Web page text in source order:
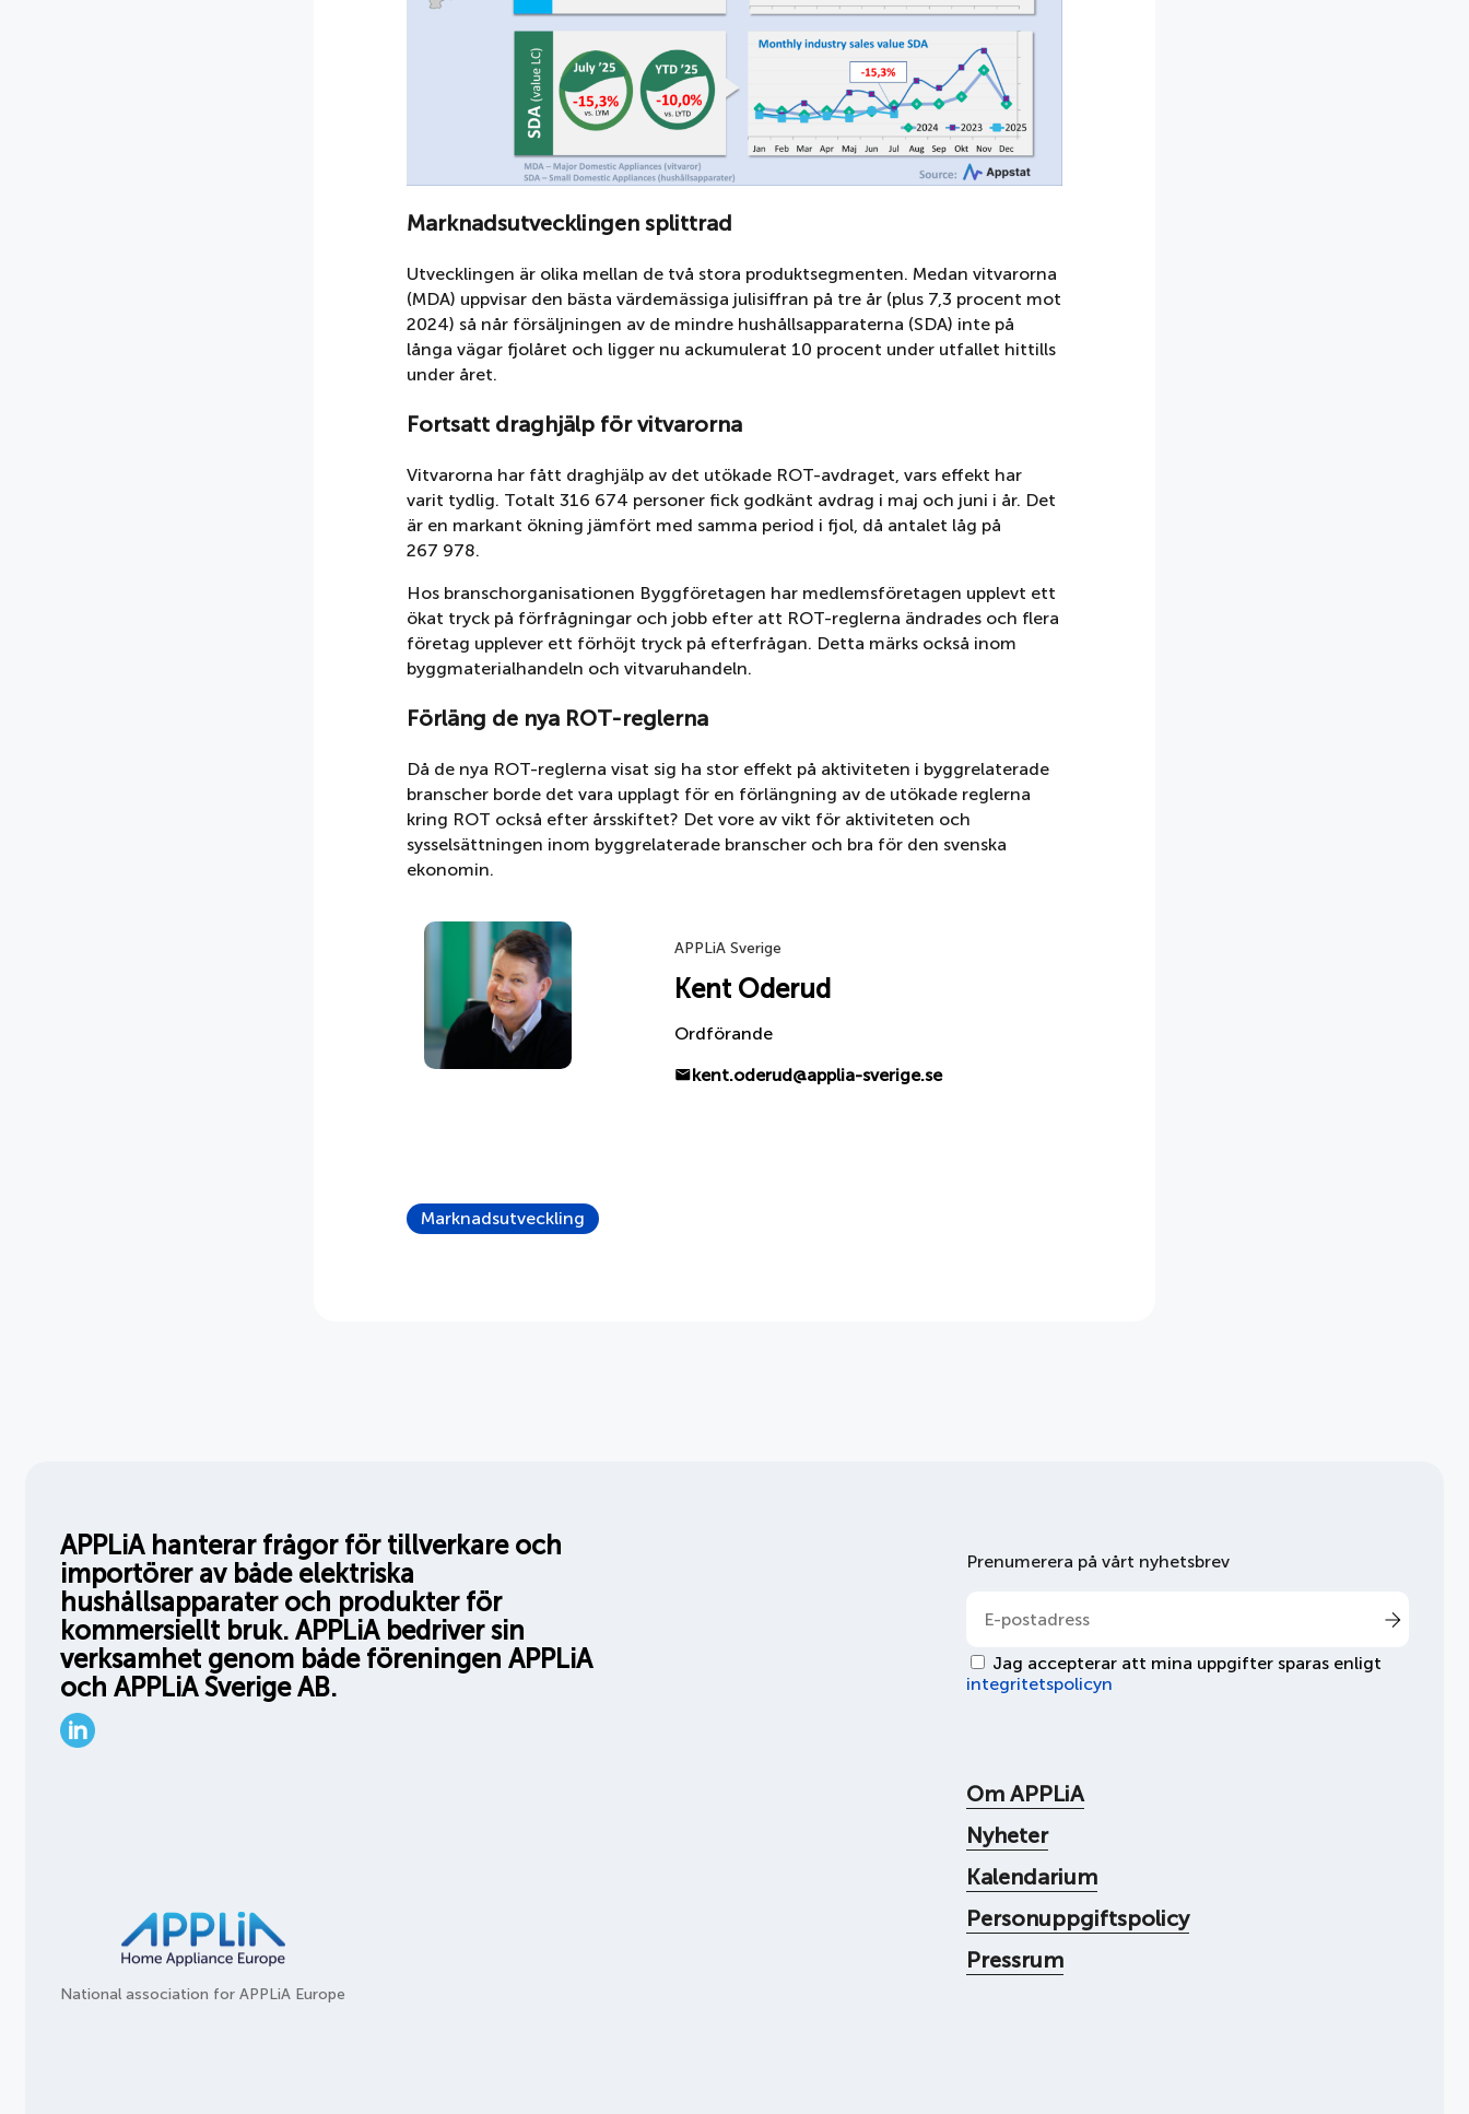
Marknadsutvecklingen splittrad
Utvecklingen är olika mellan de två stora produktsegmenten. Medan vitvarorna
(MDA) uppvisar den bästa värdemässiga julisiffran på tre år (plus 7,3 procent mot
2024) så når försäljningen av de mindre hushållsapparaterna (SDA) inte på
långa vägar fjolåret och ligger nu ackumulerat 10 procent under utfallet hittills
under året.
Fortsatt draghjälp för vitvarorna
Vitvarorna har fått draghjälp av det utökade ROT-avdraget, vars effekt har
varit tydlig. Totalt 316 674 personer fick godkänt avdrag i maj och juni i år. Det
är en markant ökning jämfört med samma period i fjol, då antalet låg på
267 978.
Hos branschorganisationen Byggföretagen har medlemsföretagen upplevt ett
ökat tryck på förfrågningar och jobb efter att ROT-reglerna ändrades och flera
företag upplever ett förhöjt tryck på efterfrågan. Detta märks också inom
byggmaterialhandeln och vitvaruhandeln.
Förläng de nya ROT-reglerna
Då de nya ROT-reglerna visat sig ha stor effekt på aktiviteten i byggrelaterade
branscher borde det vara upplagt för en förlängning av de utökade reglerna
kring ROT också efter årsskiftet? Det vore av vikt för aktiviteten och
sysselsättningen inom byggrelaterade branscher och bra för den svenska
ekonomin.
APPLiA Sverige
Kent Oderud
Ordförande
kent.oderud@applia-sverige.se
Marknadsutveckling
APPLiA hanterar frågor för tillverkare och
importörer av både elektriska
hushållsapparater och produkter för
kommersiellt bruk. APPLiA bedriver sin
verksamhet genom både föreningen APPLiA
och APPLiA Sverige AB.
National association for APPLiA Europe
Prenumerera på vårt nyhetsbrev
Jag accepterar att mina uppgifter sparas enligt
integritetspolicyn
Om APPLiA
Nyheter
Kalendarium
Personuppgiftspolicy
Pressrum